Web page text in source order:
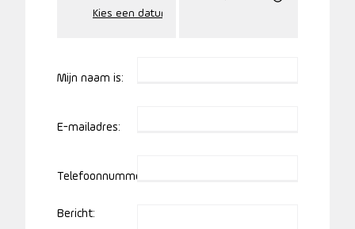
Mijn naam is:
E-mailadres:
Telefoonnummer:
Bericht: